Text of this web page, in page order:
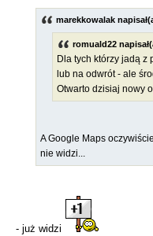
marekkowalak
romuald22
Dla tych którzy jadą z
lub na odwrót - ale
Otwarto dzisiaj nowy
A Google Maps
nie widzi...
- już widzi